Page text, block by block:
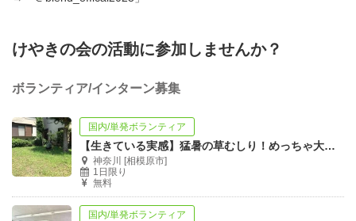
けやきの会の活動に参加しませんか？
ボランティア/インターン募集
国内/単発ボランティア
【生きている実感】猛暑の草むしり！めっちゃ大変です！現地集合・現地解散のみ
神奈川 [相模原市]
1日限り
無料
国内/単発ボランティア